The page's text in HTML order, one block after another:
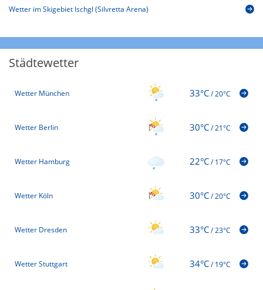
Wetter im Skigebiet Ischgl (Silvretta Arena)
Städtewetter
Wetter München 33°C/20°C
Wetter Berlin 30°C/21°C
Wetter Hamburg 22°C/17°C
Wetter Köln 30°C/20°C
Wetter Dresden 33°C/23°C
Wetter Stuttgart 34°C/19°C